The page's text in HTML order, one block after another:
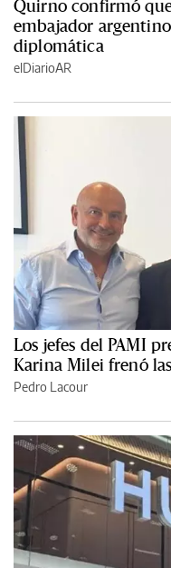
Quirno confirmó
embajador
diplomática
elDiarioAR
Los jefes del PAMI
Karina Milei frenó
Pedro Lacour